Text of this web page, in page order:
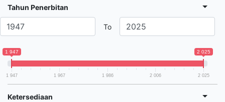
Tahun Penerbitan
To
1 947 2 025
1 947 1 967 1 986 2 006 2 025
Ketersediaan